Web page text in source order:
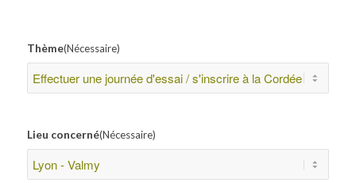
Thème(Nécessaire)
Lieu concerné(Nécessaire)